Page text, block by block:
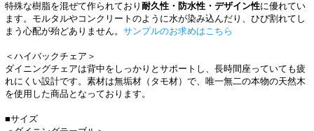
特殊な樹脂を混ぜて作られており 耐久性・防水性・デザイン性に優れてい
ます。 モルタルやコンクリートのように水が染み込んだり、ひび割れてし
まう心配が殆どありません。 サンプルのお求めはこちら
＜ハイバックチェア＞
ダイニングチェアは背中をしっかりとサポートし、長時間座っていても疲
れにくい設計です。素材は無垢材（タモ材）で、唯一無二の本物の天然木
を使用した商品となっております。
■サイズ